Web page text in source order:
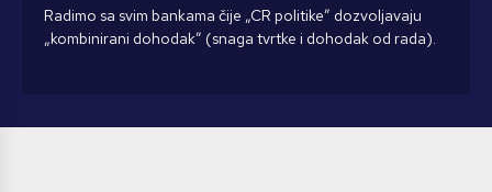
Radimo sa svim bankama čije „CR politike” dozvoljavaju
„kombinirani dohodak” (snaga tvrtke i dohodak od rada).